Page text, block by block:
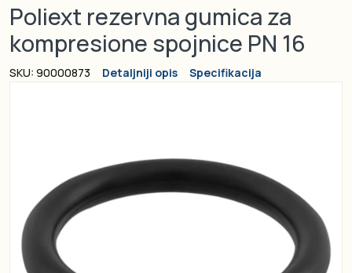
Poliext rezervna gumica za
kompresione spojnice PN 16
SKU: 90000873 Detaljniji opis Specifikacija